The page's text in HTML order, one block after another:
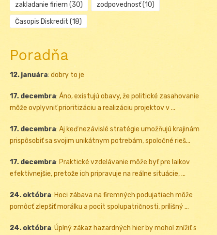
zakladanie firiem (30) zodpovednosť(10)
Časopis Diskredit (18)
Poradňa
12. januára: dobry to je
17. decembra: Áno, existujú obavy, že politické zasahovanie
môže ovplyvniť prioritizáciu a realizáciu projektov v ...
17. decembra: Aj keď nezávislé stratégie umožňujú krajinám
prispôsobiť sa svojim unikátnym potrebám, spoločné rieš...
17. decembra: Praktické vzdelávanie môže byť pre laikov
efektívnejšie, pretože ich pripravuje na reálne situácie, ...
24. októbra: Hoci zábava na firemných podujatiach môže
pomôcť zlepšiť morálku a pocit spolupatričnosti, prílišný ...
24. októbra: Úplný zákaz hazardných hier by mohol znížiť s